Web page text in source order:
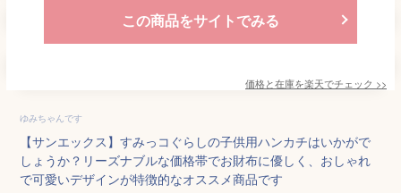
この商品をサイトでみる
価格と在庫を楽天でチェック >>
ゆみちゃんです
【サンエックス】すみっコぐらしの子供用ハンカチはいかがで
しょうか？リーズナブルな価格帯でお財布に優しく、おしゃれ
で可愛いデザインが特徴的なオススメ商品です